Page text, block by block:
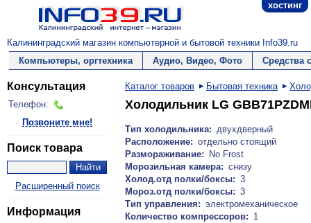
хостинг
Калининградский магазин компьютерной и бытовой техники Info39.ru
Компьютеры, оргтехника
Аудио, Видео, Фото Средства
Консультация
Телефон:
Позвоните мне!
Поиск товара
Расширенный поиск
Информация
Каталог товаров Бытовая техника
Холодильник LG
Тип холодильника: двухдверный
Расположение: отдельно стоящий
Размораживание:
No Frost
Морозильная камера: снизу
Холод.отд полки/боксы: 3
Мороз.отд полки/боксы: 3
Тип управления: электромеханическое
Количество компрессоров: 1